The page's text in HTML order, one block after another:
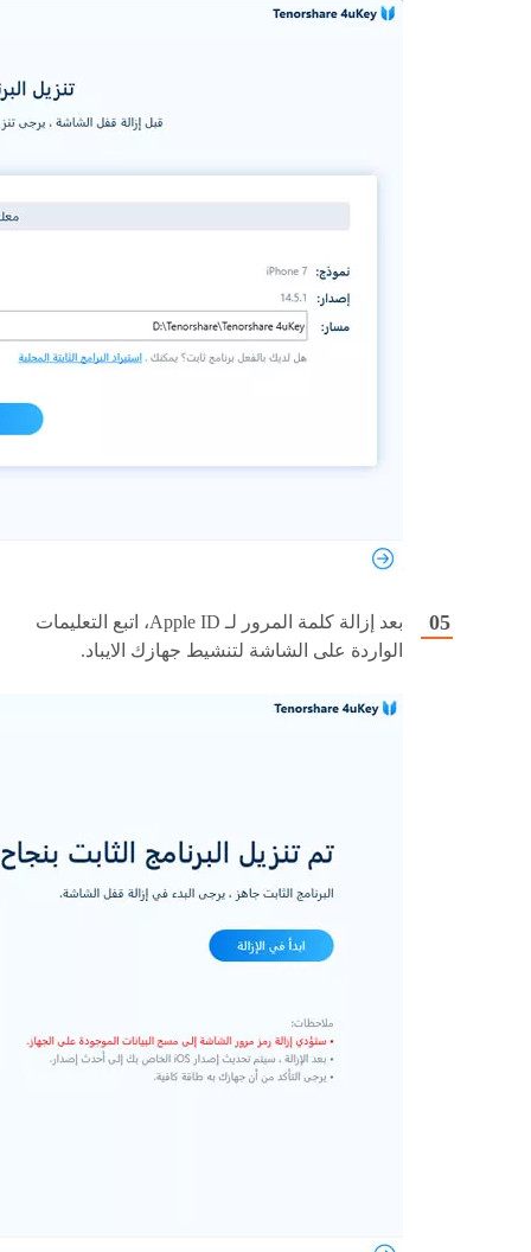
بعد إزالة كلمة المرور لـ Apple ID، اتبع التعليمات
الواردة على الشاشة لتنشيط جهازك الايباد.